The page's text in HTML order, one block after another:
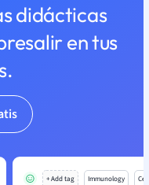
didácticas
en tus
+ Add tag Immunology